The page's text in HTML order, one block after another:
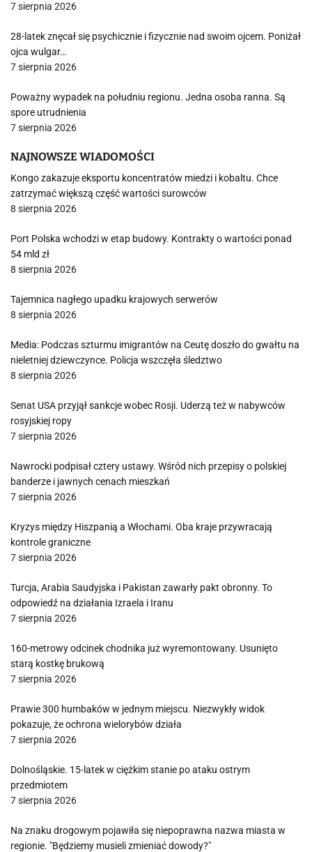
7 sierpnia 2026
28-latek znęcał się psychicznie i fizycznie nad swoim ojcem. Poniżał
ojca wulgar…
7 sierpnia 2026
Poważny wypadek na południu regionu. Jedna osoba ranna. Są
spore utrudnienia
7 sierpnia 2026
NAJNOWSZE WIADOMOŚCI
Kongo zakazuje eksportu koncentratów miedzi i kobaltu. Chce
zatrzymać większą część wartości surowców
8 sierpnia 2026
Port Polska wchodzi w etap budowy. Kontrakty o wartości ponad
54 mld zł
8 sierpnia 2026
Tajemnica nagłego upadku krajowych serwerów
8 sierpnia 2026
Media: Podczas szturmu imigrantów na Ceutę doszło do gwałtu na
nieletniej dziewczynce. Policja wszczęła śledztwo
8 sierpnia 2026
Senat USA przyjął sankcje wobec Rosji. Uderzą też w nabywców
rosyjskiej ropy
7 sierpnia 2026
Nawrocki podpisał cztery ustawy. Wśród nich przepisy o polskiej
banderze i jawnych cenach mieszkań
7 sierpnia 2026
Kryzys między Hiszpanią a Włochami. Oba kraje przywracają
kontrole graniczne
7 sierpnia 2026
Turcja, Arabia Saudyjska i Pakistan zawarły pakt obronny. To
odpowiedź na działania Izraela i Iranu
7 sierpnia 2026
160-metrowy odcinek chodnika już wyremontowany. Usunięto
starą kostkę brukową
7 sierpnia 2026
Prawie 300 humbaków w jednym miejscu. Niezwykły widok
pokazuje, że ochrona wielorybów działa
7 sierpnia 2026
Dolnośląskie. 15-latek w ciężkim stanie po ataku ostrym
przedmiotem
7 sierpnia 2026
Na znaku drogowym pojawiła się niepoprawna nazwa miasta w
regionie. "Będziemy musieli zmieniać dowody?"